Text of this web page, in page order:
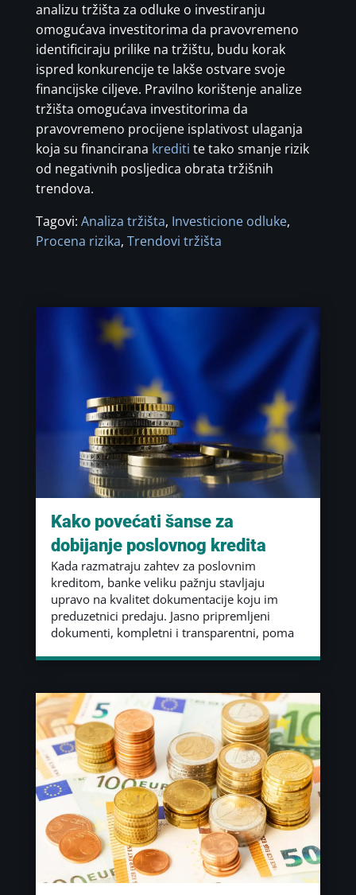
analizu tržišta za odluke o investiranju
omogućava investitorima da pravovremeno
identificiraju prilike na tržištu, budu korak
ispred konkurencije te lakše ostvare svoje
financijske ciljeve. Pravilno korištenje analize
tržišta omogućava investitorima da
pravovremeno procijene isplativost ulaganja
koja su financirana krediti te tako smanje rizik
od negativnih posljedica obrata tržišnih
trendova.
Tagovi: Analiza tržišta, Investicione odluke,
Procena rizika, Trendovi tržišta
Kako povećati šanse za
dobijanje poslovnog kredita
Kada razmatraju zahtev za poslovnim
kreditom, banke veliku pažnju stavljaju
upravo na kvalitet dokumentacije koju im
preduzetnici predaju. Jasno pripremljeni
dokumenti, kompletni i transparentni, poma